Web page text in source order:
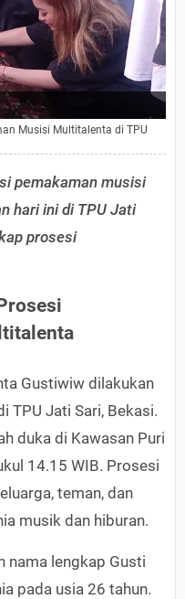
Musisi Multitalenta di TPU
pemakaman musisi
hari ini di TPU Jati
prosesi
Gustiwiw dilakukan
TPU Jati Sari, Bekasi.
duka di Kawasan Puri
14.15 WIB. Prosesi
teman, dan
musik dan hiburan.
nama lengkap Gusti
pada usia 26 tahun.